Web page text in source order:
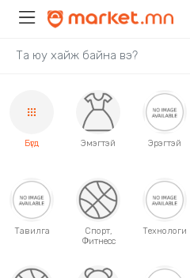
Бүгд Эмэгтэй Эрэгтэй
Тавилга
Спорт,
Фитнесс
Технологи